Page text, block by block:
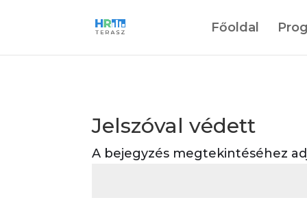
Főoldal
Jelszóval védett
A bejegyzés megtekintéséhez